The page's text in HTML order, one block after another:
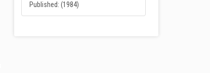
Published: (1984)